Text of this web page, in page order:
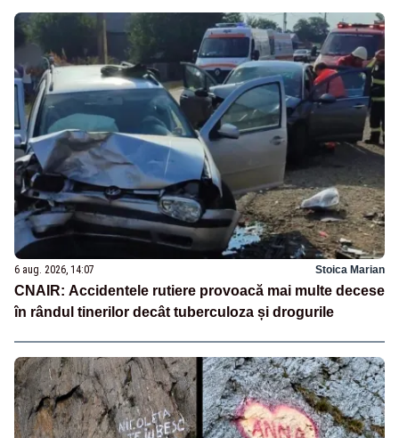
6 aug. 2026, 14:07 Stoica Marian
CNAIR: Accidentele rutiere provoacă mai multe decese
în rândul tinerilor decât tuberculoza și drogurile